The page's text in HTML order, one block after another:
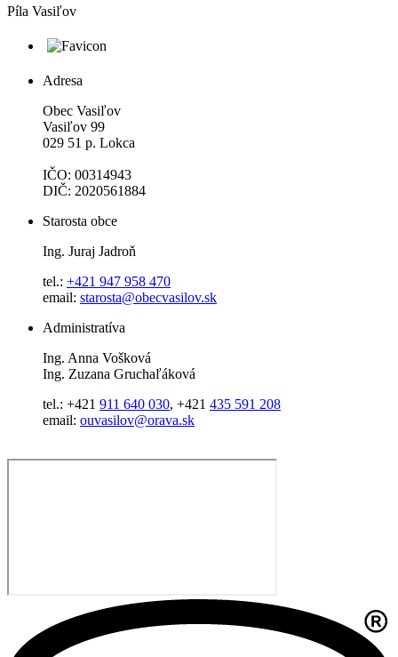
Píla Vasiľov
Adresa
Obec Vasiľov
Vasiľov 99
029 51 p. Lokca
IČO: 00314943
DIČ: 2020561884
Starosta obce
Ing. Juraj Jadroň
tel.: +421 947 958 470
email: starosta@obecvasilov.sk
Administratíva
Ing. Anna Vošková
Ing. Zuzana Gruchaľáková
tel.: +421 911 640 030, +421 435 591 208
email: ouvasilov@orava.sk